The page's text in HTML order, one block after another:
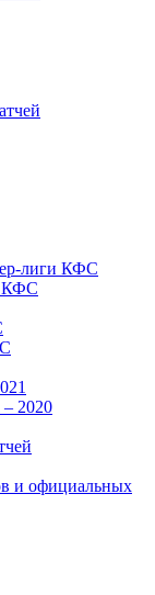
лиги КФС
КФС
– 2020
и официальных